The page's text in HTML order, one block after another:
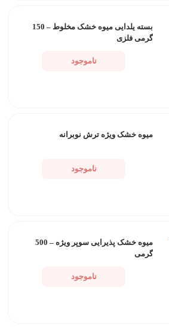
بسته یلدایی میوه خشک مخلوط – 150
گرمی فلزی
ناموجود
میوه خشک ویژه ترش نوبرانه
ناموجود
میوه خشک پذیرایی سوپر ویژه – 500
گرمی
ناموجود